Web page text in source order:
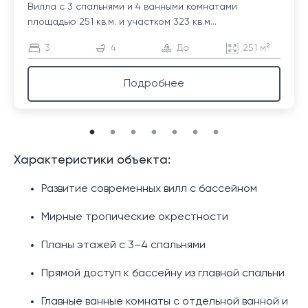
Вилла с 3 спальнями и 4 ванными комнатами
площадью 251 кв.м. и участком 323 кв.м...
3 4 Да 251 м²
Подробнее
Характеристики объекта:
Развитие современных вилл с бассейном
Мирные тропические окрестности
Планы этажей с 3–4 спальнями
Прямой доступ к бассейну из главной спальни
Главные ванные комнаты с отдельной ванной и